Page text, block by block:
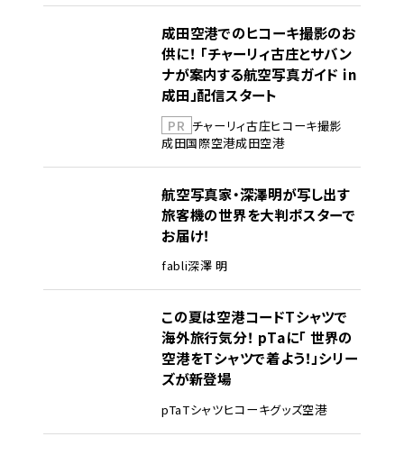
成田空港でのヒコーキ撮影のお
供に！ 「チャーリィ古庄とサバン
ナが案内する航空写真ガイド in
成田」配信スタート
PR チャーリィ古庄ヒコーキ撮影
成田国際空港成田空港
航空写真家・深澤明が写し出す
旅客機の世界を大判ポスターで
お届け！
fabli深澤 明
この夏は空港コードTシャツで
海外旅行気分！ pTaに「 世界の
空港をTシャツで着よう！」シリー
ズが新登場
pTaTシャツヒコーキグッズ空港